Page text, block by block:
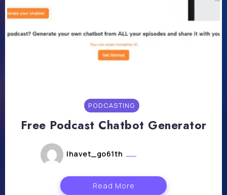
PODCASTING
Free Podcast Chatbot Generator
lhavet_go61th
Read More